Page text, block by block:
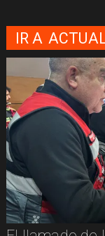
IR A